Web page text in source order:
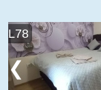
L78